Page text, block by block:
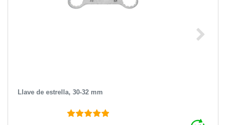
Llave de estrella, 30-32 mm